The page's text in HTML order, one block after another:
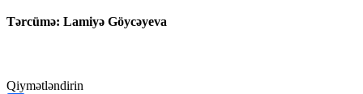
Tərcümə: Lamiyə Göycəyeva
Qiymətləndirin